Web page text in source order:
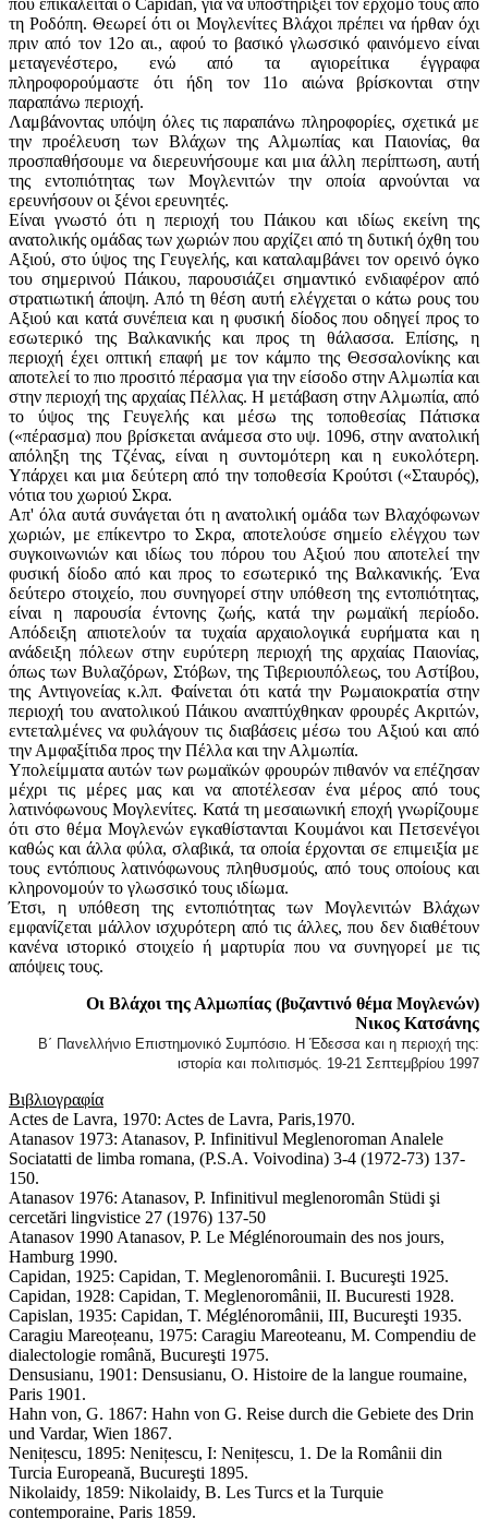
που επικαλείται ο Capidan, για να υποστηρίξει τον ερχομό τους από
τη Ροδόπη. Θεωρεί ότι οι Μογλενίτες Βλάχοι πρέπει να ήρθαν όχι
πριν από τον 12ο αι., αφού το βασικό γλωσσικό φαινόμενο είναι
μεταγενέστερο, ενώ από τα αγιορείτικα έγγραφα
πληροφορούμαστε ότι ήδη τον 11ο αιώνα βρίσκονται στην
παραπάνω περιοχή.
Λαμβάνοντας υπόψη όλες τις παραπάνω πληροφορίες, σχετικά με
την προέλευση των Βλάχων της Αλμωπίας και Παιονίας, θα
προσπαθήσουμε να διερευνήσουμε και μια άλλη περίπτωση, αυτή
της εντοπιότητας των Μογλενιτών την οποία αρνούνται να
ερευνήσουν οι ξένοι ερευνητές.
Είναι γνωστό ότι η περιοχή του Πάικου και ιδίως εκείνη της
ανατολικής ομάδας των χωριών που αρχίζει από τη δυτική όχθη του
Αξιού, στο ύψος της Γευγελής, και καταλαμβάνει τον ορεινό όγκο
του σημερινού Πάικου, παρουσιάζει σημαντικό ενδιαφέρον από
στρατιωτική άποψη. Από τη θέση αυτή ελέγχεται ο κάτω ρους του
Αξιού και κατά συνέπεια και η φυσική δίοδος που οδηγεί προς το
εσωτερικό της Βαλκανικής και προς τη θάλασσα. Επίσης, η
περιοχή έχει οπτική επαφή με τον κάμπο της Θεσσαλονίκης και
αποτελεί το πιο προσιτό πέρασμα για την είσοδο στην Αλμωπία και
στην περιοχή της αρχαίας Πέλλας. Η μετάβαση στην Αλμωπία, από
το ύψος της Γευγελής και μέσω της τοποθεσίας Πάτισκα
(«πέρασμα) που βρίσκεται ανάμεσα στο υψ. 1096, στην ανατολική
απόληξη της Τζένας, είναι η συντομότερη και η ευκολότερη.
Υπάρχει και μια δεύτερη από την τοποθεσία Κρούτσι («Σταυρός),
νότια του χωριού Σκρα.
Απ' όλα αυτά συνάγεται ότι η ανατολική ομάδα των Βλαχόφωνων
χωριών, με επίκεντρο το Σκρα, αποτελούσε σημείο ελέγχου των
συγκοινωνιών και ιδίως του πόρου του Αξιού που αποτελεί την
φυσική δίοδο από και προς το εσωτερικό της Βαλκανικής. Ένα
δεύτερο στοιχείο, που συνηγορεί στην υπόθεση της εντοπιότητας,
είναι η παρουσία έντονης ζωής, κατά την ρωμαϊκή περίοδο.
Απόδειξη απιοτελούν τα τυχαία αρχαιολογικά ευρήματα και η
ανάδειξη πόλεων στην ευρύτερη περιοχή της αρχαίας Παιονίας,
όπως των Βυλαζόρων, Στόβων, της Τιβεριουπόλεως, του Αστίβου,
της Αντιγονείας κ.λπ. Φαίνεται ότι κατά την Ρωμαιοκρατία στην
περιοχή του ανατολικού Πάικου αναπτύχθηκαν φρουρές Ακριτών,
εντεταλμένες να φυλάγουν τις διαβάσεις μέσω του Αξιού και από
την Αμφαξίτιδα προς την Πέλλα και την Αλμωπία.
Υπολείμματα αυτών των ρωμαϊκών φρουρών πιθανόν να επέζησαν
μέχρι τις μέρες μας και να αποτέλεσαν ένα μέρος από τους
λατινόφωνους Μογλενίτες. Κατά τη μεσαιωνική εποχή γνωρίζουμε
ότι στο θέμα Μογλενών εγκαθίστανται Κουμάνοι και Πετσενέγοι
καθώς και άλλα φύλα, σλαβικά, τα οποία έρχονται σε επιμειξία με
τους εντόπιους λατινόφωνους πληθυσμούς, από τους οποίους και
κληρονομούν το γλωσσικό τους ιδίωμα.
Έτσι, η υπόθεση της εντοπιότητας των Μογλενιτών Βλάχων
εμφανίζεται μάλλον ισχυρότερη από τις άλλες, που δεν διαθέτουν
κανένα ιστορικό στοιχείο ή μαρτυρία που να συνηγορεί με τις
απόψεις τους.
Οι Βλάχοι της Αλμωπίας (βυζαντινό θέμα Μογλενών)
Νικος Κατσάνης
Β΄ Πανελλήνιο Επιστημονικό Συμπόσιο. Η Έδεσσα και η περιοχή της:
ιστορία και πολιτισμός. 19-21 Σεπτεμβρίου 1997
Βιβλιογραφία
Actes de Lavra, 1970: Actes de Lavra, Paris,1970.
Atanasov 1973: Atanasov, P. Infinitivul Meglenoroman Analele
Sociatatti de limba romana, (P.S.A. Voivodina) 3-4 (1972-73) 137-
150.
Atanasov 1976: Atanasov, P. Infinitivul meglenoromân Stüdi şi
cercetări lingvistice 27 (1976) 137-50
Atanasov 1990 Atanasov, P. Le Méglénoroumain des nos jours,
Hamburg 1990.
Capidan, 1925: Capidan, T. Meglenoromânii. I. Bucureşti 1925.
Capidan, 1928: Capidan, T. Meglenoromânii, II. Bucuresti 1928.
Capislan, 1935: Capidan, T. Méglénoromânii, III, Bucureşti 1935.
Caragiu Mareoțeanu, 1975: Caragiu Mareoteanu, M. Compendiu de
dialectologie română, Bucureşti 1975.
Densusianu, 1901: Densusianu, O. Histoire de la langue roumaine,
Paris 1901.
Hahn von, G. 1867: Hahn von G. Reise durch die Gebiete des Drin
und Vardar, Wien 1867.
Nenițescu, 1895: Nenițescu, I: Nenițescu, 1. De la Românii din
Turcia Europeană, Bucureşti 1895.
Nikolaidy, 1859: Nikolaidy, B. Les Turcs et la Turquie
contemporaine, Paris 1859.